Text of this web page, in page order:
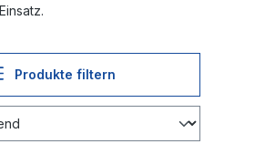
Produkte filtern